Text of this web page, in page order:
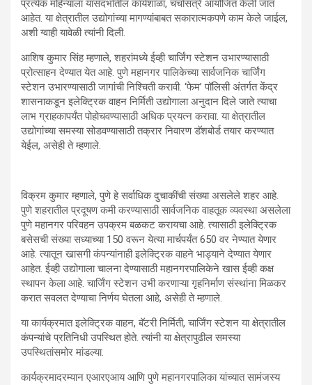
प्रत्येक महिन्याला यासंदर्भातील कार्यशाळा, चर्चासत्रे आयोजित केली जात
आहेत. या क्षेत्रातील उद्योगांच्या मागण्यांबाबत सकारात्मकपणे काम केले जाईल,
अशी ग्वाही यावेळी त्यांनी दिली.
आशिष कुमार सिंह म्हणाले, शहरांमध्ये ईव्ही चार्जिंग स्टेशन उभारण्यासाठी
प्रोत्साहन देण्यात येत आहे. पुणे महानगर पालिकेच्या सार्वजनिक चार्जिंग
स्टेशन उभारण्यासाठी जागांची निश्चिती करावी. ‘फेम’ पॉलिसी अंतर्गत केंद्र
शासनाकडून इलेक्ट्रिक वाहन निर्मिती उद्योगाला अनुदान दिले जाते त्याचा
लाभ ग्राहकापर्यंत पोहोचवण्यासाठी अधिक प्रयत्न करावा. या क्षेत्रातील
उद्योगांच्या समस्या सोडवण्यासाठी तक्रार निवारण डॅशबोर्ड तयार करण्यात
येईल, असेही ते म्हणाले.
विक्रम कुमार म्हणाले, पुणे हे सर्वाधिक दुचाकींची संख्या असलेले शहर आहे.
पुणे शहरातील प्रदूषण कमी करण्यासाठी सार्वजनिक वाहतूक व्यवस्था असलेला
पुणे महानगर परिवहन उपक्रम बळकट करायचा आहे. त्यासाठी इलेक्ट्रिक
बसेसची संख्या सध्याच्या 150 वरून येत्या मार्चपर्यंत 650 वर नेण्यात येणार
आहे. त्यातून खासगी कंपन्यांनाही इलेक्ट्रिक वाहने भाड्याने देण्यात येणार
आहेत. ईव्ही उद्योगाला चालना देण्यासाठी महानगरपालिकेने खास ईव्ही कक्ष
स्थापन केला आहे. चार्जिंग स्टेशन उभी करणाऱ्या गृहनिर्माण संस्थांना मिळकर
करात सवलत देण्याचा निर्णय घेतला आहे, असेही ते म्हणाले.
या कार्यक्रमात इलेक्ट्रिक वाहन, बॅटरी निर्मिती, चार्जिंग स्टेशन या क्षेत्रातील
कंपन्यांचे प्रतिनिधी उपस्थित होते. त्यांनी या क्षेत्रापुढील समस्या
उपस्थितांसमोर मांडल्या.
कार्यक्रमादरम्यान एआरएआय आणि पुणे महानगरपालिका यांच्यात सामंजस्य